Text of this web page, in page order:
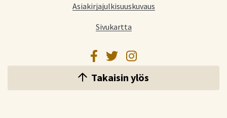
Asiakirjajulkisuuskuvaus
Sivukartta
Facebook
TwitterInstagram
Takaisin ylös